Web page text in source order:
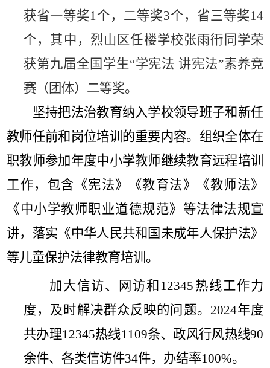
获省一等奖1个，二等奖3个，省三等奖14
个，其中，烈山区任楼学校张雨衎同学荣
获第九届全国学生“学宪法 讲宪法”素养竞
赛（团体）二等奖。
坚持把法治教育纳入学校领导班子和新任
教师任前和岗位培训的重要内容。 组织全体在
职教师参加年度中小学教师继续教育远程培训
工作，包含《宪法》《教育法》《教师法》
《中小学教师职业道德规范》等法律法规宣
讲，落实《中华人民共和国未成年人保护法》
等儿童保护法律教育培训。
加大信访、网访和 12345 热线工作力
度，及时解决群众反映的问题。 2024年度
共办理12345热线1109条、政风行风热线90
余件、各类信访件34件， 办结率100%。